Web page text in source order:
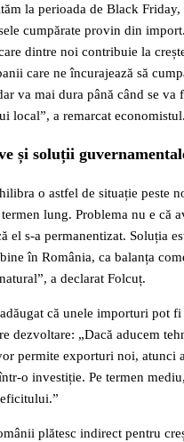
la perioada de Black Friday,
cumpărate provin din
dintre noi contribuie la
care ne încurajează să
va mai dura până când se va
local”, a remarcat economistul.
și soluții
o astfel de situație peste
lung. Problema nu e că
el s-a permanentizat. Soluția
în România, ca balanța
a declarat Folcuț.
că unele importuri pot
dezvoltare: „Dacă aducem
permite exporturi noi, atunci
o investiție. Pe termen
plătesc indirect pentru